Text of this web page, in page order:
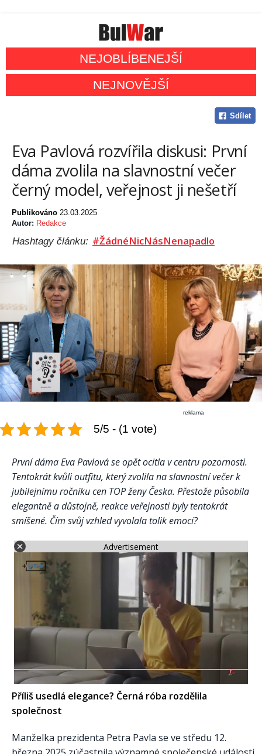
NEJOBLÍBENEJŠÍ
NEJNOVĚJŠÍ
Sdílet
Eva Pavlová rozvířila diskusi: První
dáma zvolila na slavnostní večer
černý model, veřejnost ji nešetří
Publikováno 23.03.2025
Autor: Redakce
Hashtagy článku: #ŽádnéNicNásNenapadlo
reklama
5/5 - (1 vote)
První dáma Eva Pavlová se opět ocitla v centru pozornosti.
Tentokrát kvůli outfitu, který zvolila na slavnostní večer k
jubilejnímu ročníku cen TOP ženy Česka. Přestože působila
elegantně a důstojně, reakce veřejnosti byly tentokrát
smíšené. Čím svůj vzhled vyvolala tolik emocí?
Advertisement
Příliš usedlá elegance? Černá róba rozdělila
společnost
Manželka prezidenta Petra Pavla se ve středu 12.